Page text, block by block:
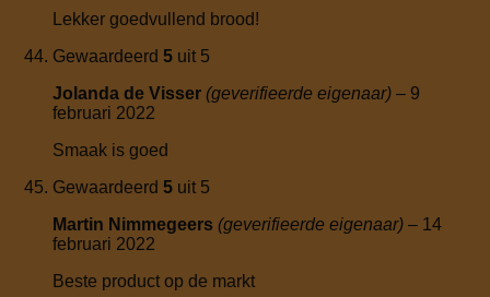
Lekker goedvullend brood!
Gewaardeerd 5 uit 5
Jolanda de Visser (geverifieerde eigenaar) – 9
februari 2022
Smaak is goed
Gewaardeerd 5 uit 5
Martin Nimmegeers (geverifieerde eigenaar) – 14
februari 2022
Beste product op de markt